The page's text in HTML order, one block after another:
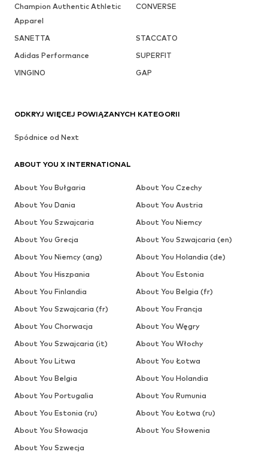
Champion Authentic Athletic
Apparel
CONVERSE
SANETTA
STACCATO
Adidas Performance
SUPERFIT
VINGINO
GAP
ODKRYJ WIĘCEJ POWIĄZANYCH KATEGORII
Spódnice od Next
ABOUT YOU X INTERNATIONAL
About You Bułgaria
About You Czechy
About You Dania
About You Austria
About You Szwajcaria
About You Niemcy
About You Grecja
About You Szwajcaria (en)
About You Niemcy (ang)
About You Holandia (de)
About You Hiszpania
About You Estonia
About You Finlandia
About You Belgia (fr)
About You Szwajcaria (fr)
About You Francja
About You Chorwacja
About You Węgry
About You Szwajcaria (it)
About You Włochy
About You Litwa
About You Łotwa
About You Belgia
About You Holandia
About You Portugalia
About You Rumunia
About You Estonia (ru)
About You Łotwa (ru)
About You Słowacja
About You Słowenia
About You Szwecja